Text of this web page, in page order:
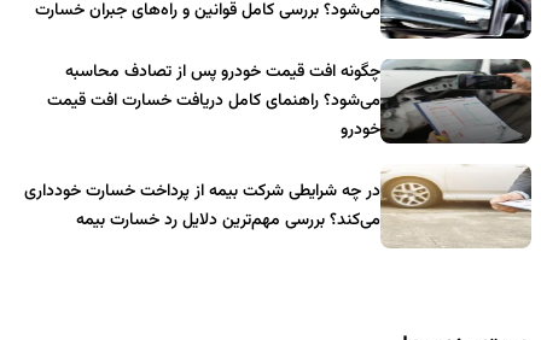
می‌شود؟ بررسی کامل قوانین و راه‌های جبران خسارت
چگونه افت قیمت خودرو پس از تصادف محاسبه
می‌شود؟ راهنمای کامل دریافت خسارت افت قیمت
خودرو
در چه شرایطی شرکت بیمه از پرداخت خسارت خودداری
می‌کند؟ بررسی مهم‌ترین دلایل رد خسارت بیمه